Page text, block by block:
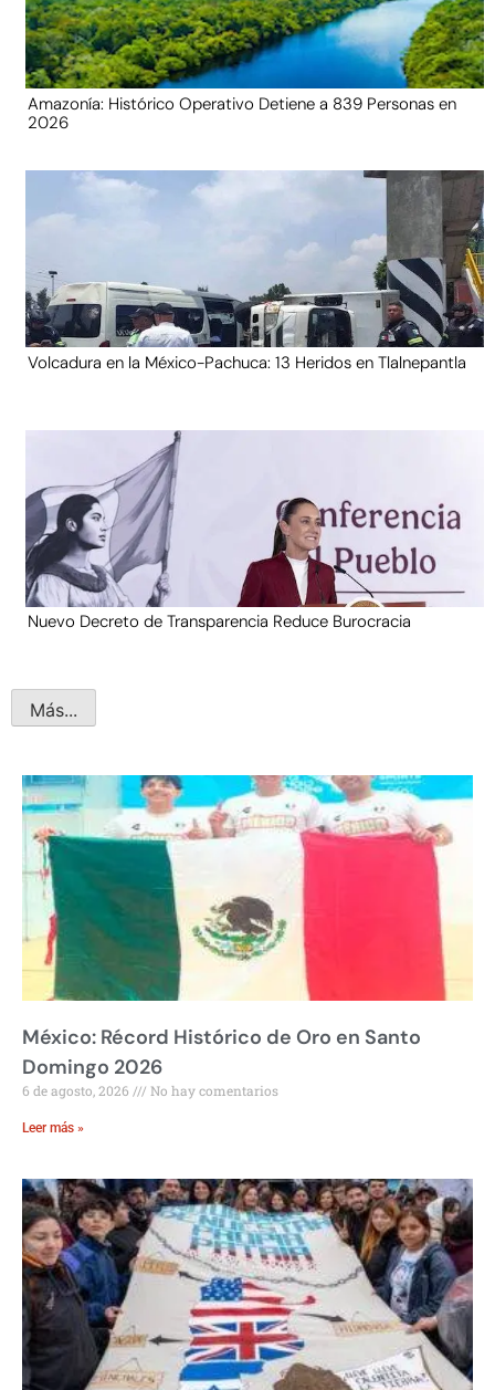
Amazonía: Histórico Operativo Detiene a 839 Personas en
2026
Volcadura en la México-Pachuca: 13 Heridos en Tlalnepantla
Nuevo Decreto de Transparencia Reduce Burocracia
Más...
México: Récord Histórico de Oro en Santo
Domingo 2026
6 de agosto, 2026 No hay comentarios
Leer más »